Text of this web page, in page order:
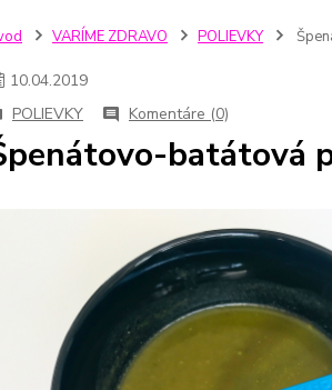
VARÍME ZDRAVO POLIEVKY
10.04.2019
POLIEVKY
Komentáre (0)
batátová